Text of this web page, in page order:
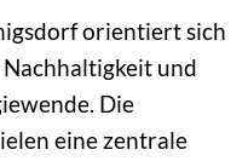
orientiert sich
und
Die
eine zentrale